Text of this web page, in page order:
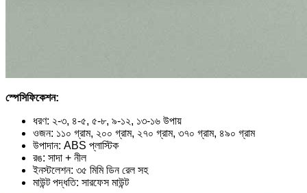
স্পেসিফিকেশন:
ধরণ: ২-৩, ৪-৫, ৫-৮, ৯-১২, ১৩-১৬ উপায়
ওজন: ১১০ গ্রাম, ২০০ গ্রাম, ২৭০ গ্রাম, ৩৭০ গ্রাম, ৪৯০ গ্রাম
উপাদান: ABS প্লাস্টিক
রঙ: সাদা + নীল
ইনস্টলেশন: ৩৫ মিমি ডিন রেল সহ
মাউন্ট পদ্ধতি: সারফেস মাউন্ট